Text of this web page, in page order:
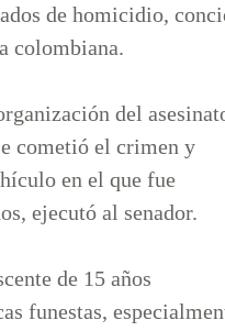
de homicidio,
colombiana.
del
cometió el crimen y
en el que fue
ejecutó al senador.
de 15 años
funestas,